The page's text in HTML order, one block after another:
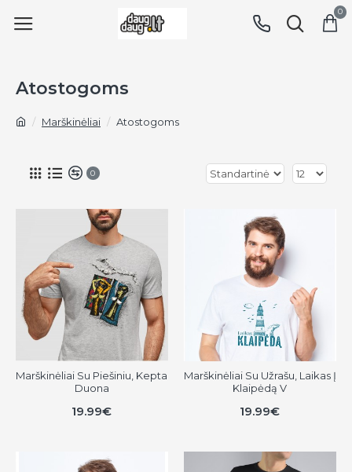
0
Marškinėliai Atostogoms
Atostogoms
0
Marškinėliai Su Piešiniu, Kepta
Duona
19.99€
Marškinėliai Su Užrašu, Laikas Į
Klaipėdą V
19.99€